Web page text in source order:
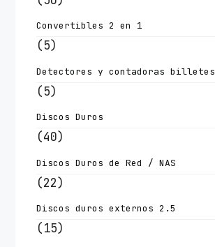
Convertibles 2 en 1
(5)
Detectores y contadoras billetes
(5)
Discos Duros
(40)
Discos Duros de Red / NAS
(22)
Discos duros externos 2.5
(15)